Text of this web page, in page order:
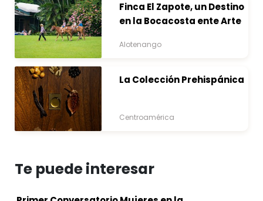
Finca El Zapote, un Destino
en la Bocacosta ente Arte
Alotenango
La Colección Prehispánica
Centroamérica
Te puede interesar